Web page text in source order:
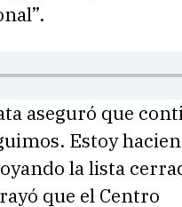
aseguró que
Estoy
la lista
que el Centro